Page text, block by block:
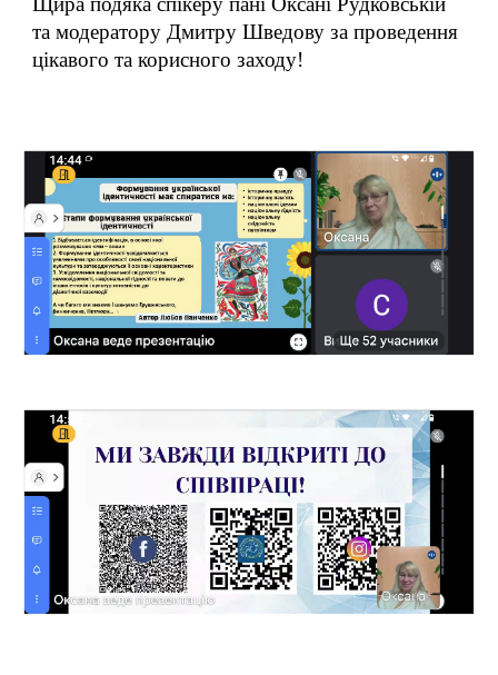
та модератору Дмитру Шведову за проведення
цікавого та корисного заходу!